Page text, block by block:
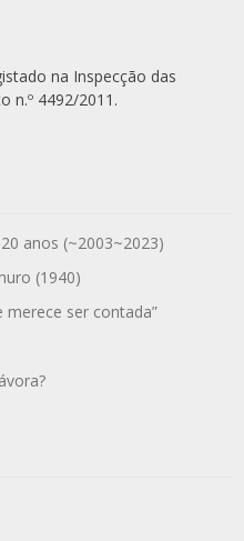
na Inspecção das
n.º 4492/2011.
anos (~2003~2023)
(1940)
merece ser contada”